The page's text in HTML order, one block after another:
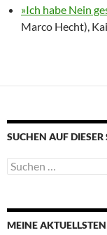
»Ich habe Nein
Marco Hecht),
SUCHEN AUF
Suche
nach:
MEINE